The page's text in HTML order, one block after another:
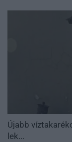
Újabb
lek...